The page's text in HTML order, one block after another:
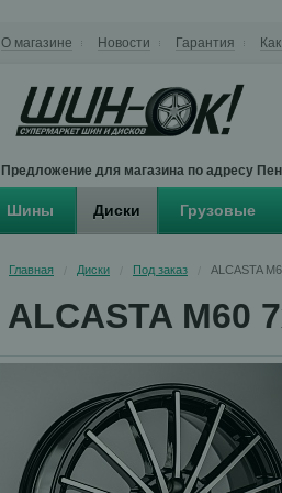
О магазине Новости Гарантия
Предложение для магазина по адресу
Шины Диски Грузовые
Главная Диски Под заказ ALCASTA
ALCASTA M60